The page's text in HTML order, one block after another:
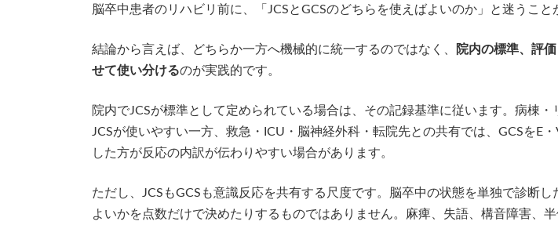
時
脳卒中患者のリハビリ前に、「JCSとGCSのどちらを使えばよいのか」と迷うこと
結論から言えば、どちらか一方へ機械的に統一するのではなく、
院内の標準、評
せて使い分けるのが実践的です。
院内でJCSが標準として定められている場合は、その記録基準に従います。病棟・
JCSが使いやすい一方、救急・ICU・脳神経外科・転院先との共有では、GCSをE
した方が反応の内訳が伝わりやすい場合があります。
ただし、JCSもGCSも意識反応を共有する尺度です。脳卒中の状態を単独で診断し
よいかを点数だけで決めたりするものではありません。麻痺、失語、構音障害、半